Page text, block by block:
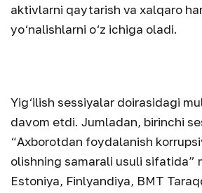
aktivlarni qaytarish va xalqaro
yo‘nalishlarni o‘z ichiga oladi.
Yig‘ilish sessiyalar doirasidagi
davom etdi. Jumladan, birinchi
“Axborotdan foydalanish
olishning samarali usuli sifatida”
Estoniya, Finlyandiya, BMT